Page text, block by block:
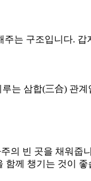
는 구조입니다.
는 삼합(三合) 관
의 빈 곳을 채워
함께 챙기는 것이 좋